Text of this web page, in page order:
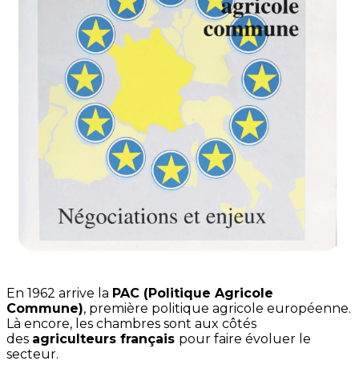
En 1962 arrive la PAC (Politique Agricole
Commune), première politique agricole européenne.
Là encore, les chambres sont aux côtés
des agriculteurs français pour faire évoluer le
secteur.